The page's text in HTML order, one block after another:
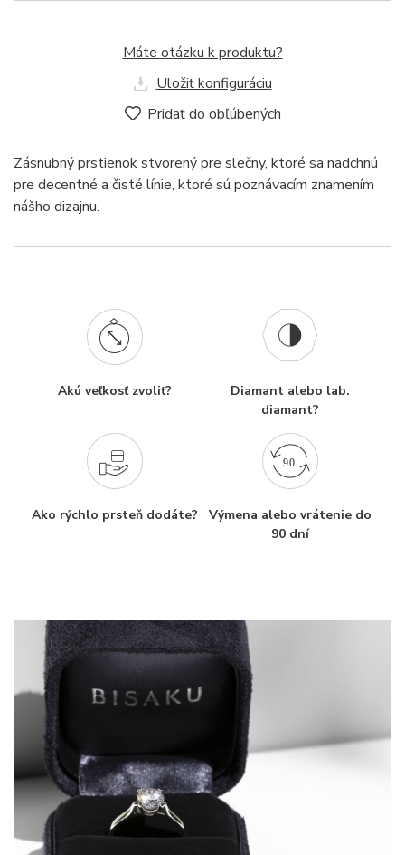
Máte otázku k produktu?
Uložiť konfiguráciu
Pridať do obľúbených
Zásnubný prstienok stvorený pre slečny, ktoré sa nadchnú
pre decentné a čisté línie, ktoré sú poznávacím znamením
nášho dizajnu.
Akú veľkosť zvoliť?
Diamant alebo lab.
diamant?
Ako rýchlo prsteň dodáte?
Výmena alebo vrátenie do
90 dní